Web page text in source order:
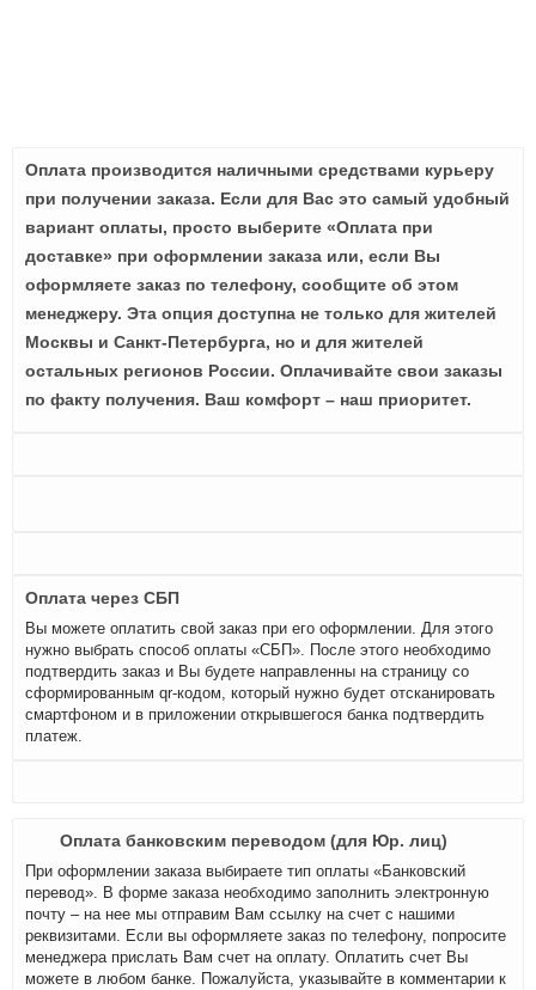
Оплата производится наличными средствами курьеру
при получении заказа. Если для Вас это самый удобный
вариант оплаты, просто выберите «Оплата при
доставке» при оформлении заказа или, если Вы
оформляете заказ по телефону, сообщите об этом
менеджеру. Эта опция доступна не только для жителей
Москвы и Санкт-Петербурга, но и для жителей
остальных регионов России. Оплачивайте свои заказы
по факту получения. Ваш комфорт – наш приоритет.
Оплата через СБП
Вы можете оплатить свой заказ при его оформлении. Для этого
нужно выбрать способ оплаты «СБП». После этого необходимо
подтвердить заказ и Вы будете направленны на страницу со
сформированным qr-кодом, который нужно будет отсканировать
смартфоном и в приложении открывшегося банка подтвердить
платеж.
Оплата банковским переводом (для Юр. лиц)
При оформлении заказа выбираете тип оплаты «Банковский
перевод». В форме заказа необходимо заполнить электронную
почту – на нее мы отправим Вам ссылку на счет с нашими
реквизитами. Если вы оформляете заказ по телефону, попросите
менеджера прислать Вам счет на оплату. Оплатить счет Вы
можете в любом банке. Пожалуйста, указывайте в комментарии к